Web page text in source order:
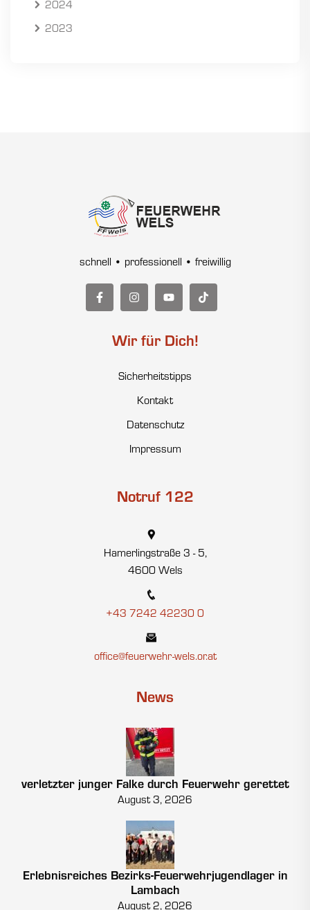
2024
2023
schnell • professionell • freiwillig
Wir für Dich!
Sicherheitstipps
Kontakt
Datenschutz
Impressum
Notruf 122
Hamerlingstraße 3 - 5,
4600 Wels
+43 7242 42230 0
office@feuerwehr-wels.or.at
News
verletzter junger Falke durch Feuerwehr gerettet
August 3, 2026
Erlebnisreiches Bezirks-Feuerwehrjugendlager in
Lambach
August 2, 2026